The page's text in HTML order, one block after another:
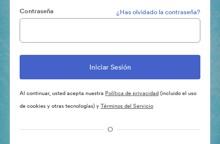
Contraseña ¿Has olvidado la contraseña?
Al continuar, usted acepta nuestra Política de privacidad(incluido el uso
de cookies y otras tecnologías) yTérminos del Servicio
O